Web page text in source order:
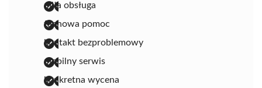
miła obsługa
fachowa pomoc
kontakt bezproblemowy
mobilny serwis
konkretna wycena